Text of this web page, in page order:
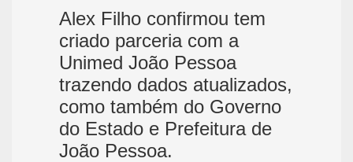
Alex Filho confirmou tem
criado parceria com a
Unimed João Pessoa
trazendo dados atualizados,
como também do Governo
do Estado e Prefeitura de
João Pessoa.